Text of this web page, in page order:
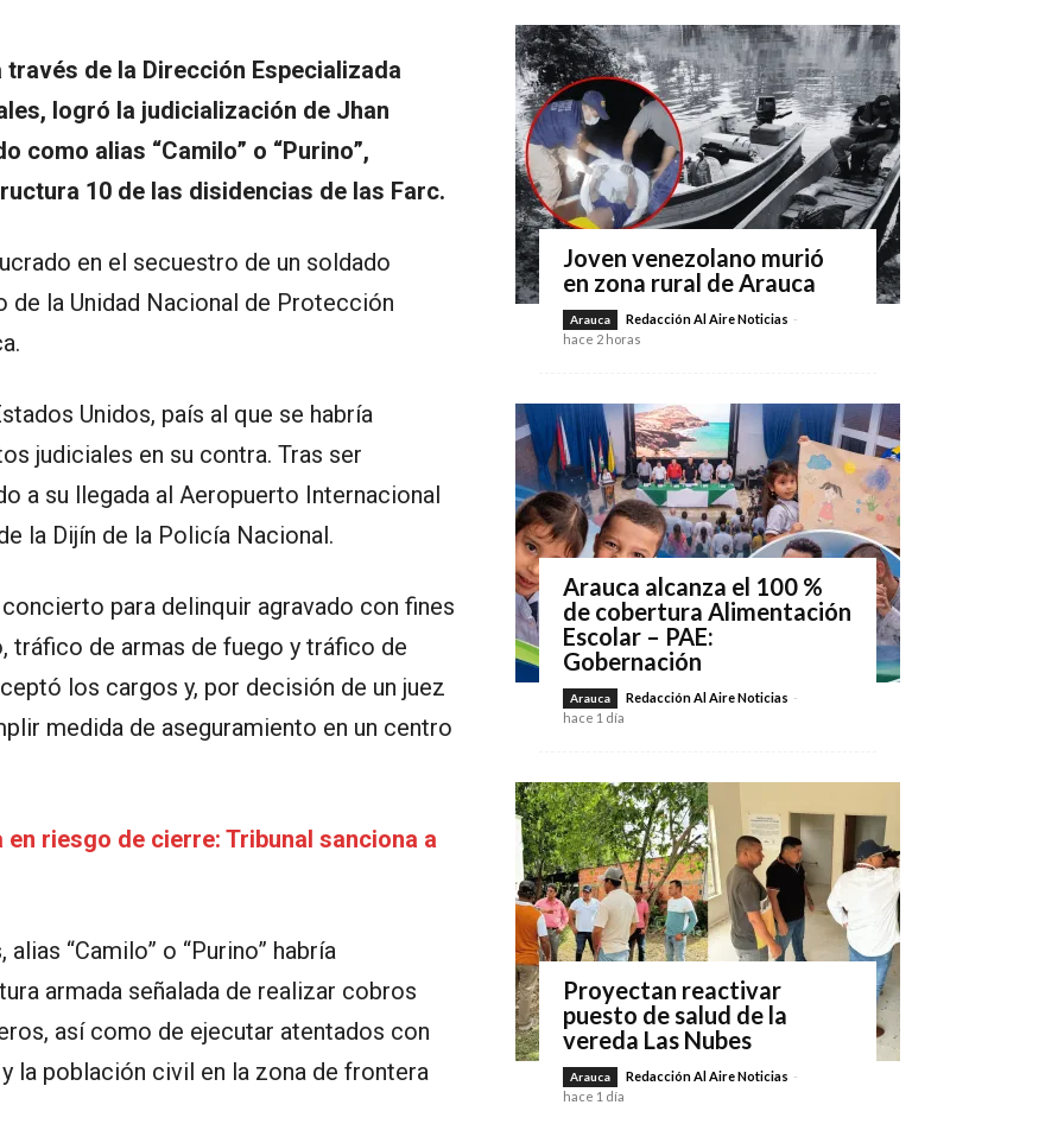
de la Dirección Especializada
logró la judicialización de Jhan
como alias “Camilo” o “Purino”,
10 de las disidencias de las Farc.
en el secuestro de un soldado
de la Unidad Nacional de Protección
Unidos, país al que se habría
judiciales en su contra. Tras ser
a su llegada al Aeropuerto Internacional
la Dijín de la Policía Nacional.
para delinquir agravado con fines
de armas de fuego y tráfico de
los cargos y, por decisión de un juez
medida de aseguramiento en un centro
en riesgo de cierre: Tribunal sanciona a
“Camilo” o “Purino” habría
armada señalada de realizar cobros
así como de ejecutar atentados con
la población civil en la zona de frontera
Joven venezolano murió
en zona rural de Arauca
Arauca Redacción Al Aire Noticias -
hace 2 horas
Arauca alcanza el 100 %
de cobertura Alimentación
Escolar – PAE:
Gobernación
Arauca Redacción Al Aire Noticias -
hace 1 día
Proyectan reactivar
puesto de salud de la
vereda Las Nubes
Arauca Redacción Al Aire Noticias -
hace 1 día